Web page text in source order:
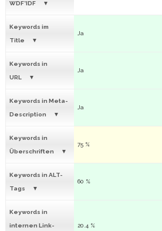
WDF*IDF
Keywords im
Title
Ja
Keywords in
URL
Ja
Keywords in Meta-
Description
Ja
Keywords in
Überschriften
75 %
Keywords in ALT-
Tags
60 %
Keywords in
internen Link- 20.4 %